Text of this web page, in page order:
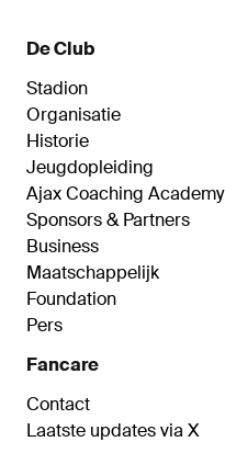
De Club
Stadion
Organisatie
Historie
Jeugdopleiding
Ajax Coaching Academy
Sponsors & Partners
Business
Maatschappelijk
Foundation
Pers
Fancare
Contact
Laatste updates via X